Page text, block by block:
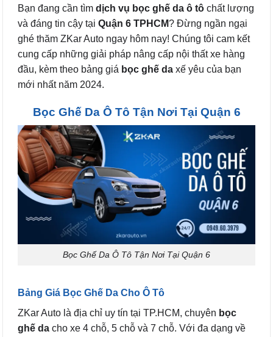
Bạn đang cần tìm dịch vụ bọc ghế da ô tô chất lượng
và đáng tin cậy tại Quận 6 TPHCM? Đừng ngần ngại
ghé thăm ZKar Auto ngay hôm nay! Chúng tôi cam kết
cung cấp những giải pháp nâng cấp nội thất xe hàng
đầu, kèm theo bảng giá bọc ghế da xế yêu của bạn
mới nhất năm 2024.
Bọc Ghế Da Ô Tô Tận Nơi Tại Quận 6
Bọc Ghế Da Ô Tô Tận Nơi Tại Quận 6
Bảng Giá Bọc Ghế Da Cho Ô Tô
ZKar Auto là địa chỉ uy tín tại TP.HCM, chuyên bọc
ghế da cho xe 4 chỗ, 5 chỗ và 7 chỗ. Với đa dạng về